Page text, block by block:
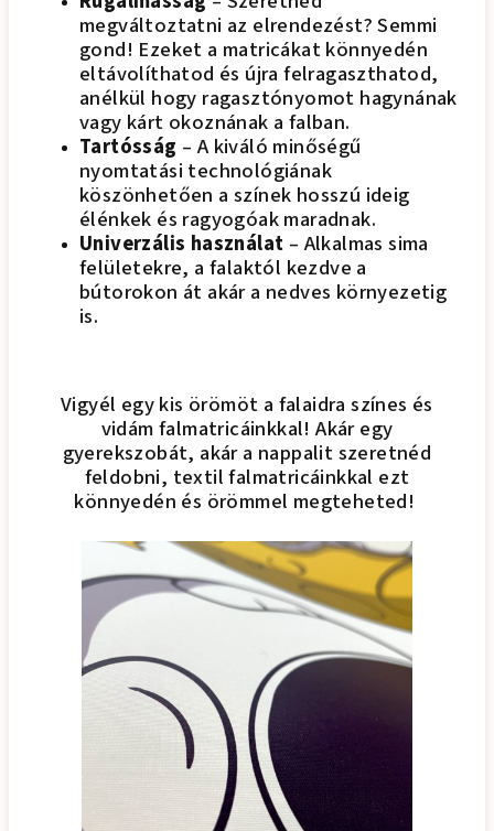
megváltoztatni az elrendezést? Semmi
gond! Ezeket a matricákat könnyedén
eltávolíthatod és újra felragaszthatod,
anélkül hogy ragasztónyomot hagynának
vagy kárt okoznának a falban.
Tartósság – A kiváló minőségű
nyomtatási technológiának
köszönhetően a színek hosszú ideig
élénkek és ragyogóak maradnak.
Univerzális használat – Alkalmas sima
felületekre, a falaktól kezdve a
bútorokon át akár a nedves környezetig
is.
Vigyél egy kis örömöt a falaidra színes és
vidám falmatricáinkkal! Akár egy
gyerekszobát, akár a nappalit szeretnéd
feldobni, textil falmatricáinkkal ezt
könnyedén és örömmel megteheted!